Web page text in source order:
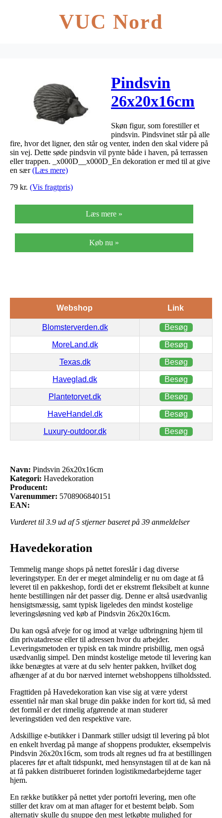
VUC Nord
Pindsvin
26x20x16cm
Skøn figur, som forestiller et
pindsvin. Pindsvinet står på alle
fire, hvor det ligner, den står og venter, inden den skal videre på
sin vej. Dette søde pindsvin vil pynte både i haven, på terrassen
eller trappen. _x000D__x000D_En dekoration er med til at give
en sær(Læs mere)
79 kr. (Vis fragtpris)
Læs mere »
Køb nu »
Webshop Link
Blomsterverden.dk Besøg
MoreLand.dk Besøg
Texas.dk Besøg
Haveglad.dk Besøg
Plantetorvet.dk Besøg
HaveHandel.dk Besøg
Luxury-outdoor.dk Besøg
Navn: Pindsvin 26x20x16cm
Kategori: Havedekoration
Producent:
Varenummer: 5708906840151
EAN:
Vurderet til 3.9 ud af 5 stjerner baseret på 39 anmeldelser
Havedekoration
Temmelig mange shops på nettet foreslår i dag diverse
leveringstyper. En der er meget almindelig er nu om dage at få
leveret til en pakkeshop, fordi det er ekstremt fleksibelt at kunne
hente bestillingen når det passer dig. Denne er altså usædvanlig
hensigtsmæssig, samt typisk ligeledes den mindst kostelige
leveringsløsning ved køb af Pindsvin 26x20x16cm.
Du kan også afveje for og imod at vælge udbringning hjem til
din privatadresse eller til adressen hvor du arbejder.
Leveringsmetoden er typisk en tak mindre prisbillig, men også
usædvanlig simpel. Den mindst kostelige metode til levering kan
ikke benægtes at være at du selv henter pakken, hvilket dog
afhænger af at du bor nærved internet webshoppens tilholdssted.
Fragttiden på Havedekoration kan vise sig at være yderst
essentiel når man skal bruge din pakke inden for kort tid, så med
det formål er det rimelig afgørende at man studerer
leveringstiden ved den respektive vare.
Adskillige e-butikker i Danmark stiller udsigt til levering på blot
en enkelt hverdag på mange af shoppens produkter, eksempelvis
Pindsvin 26x20x16cm, som trods alt regnes ud fra at bestillingen
placeres før et aftalt tidspunkt, med hensynstagen til at de kan nå
at få pakken distribueret forinden logistikmedarbejderne tager
hjem.
En række butikker på nettet yder portofri levering, men ofte
stiller det krav om at man aftager for et bestemt beløb. Som
alternativ skulle du snuppe den mest letkøbte mulighed for